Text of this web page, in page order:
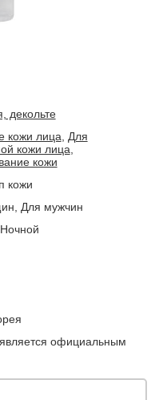
декольте
кожи лица
Для
кожи лица
кожи
кожи
Для мужчин
официальным